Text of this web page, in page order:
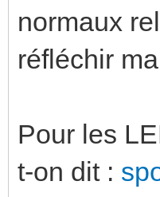
normaux
réfléchir
Pour les
t-on dit :